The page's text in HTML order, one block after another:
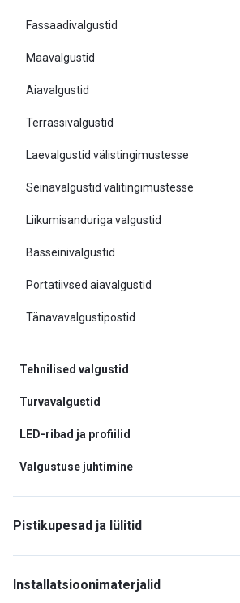
Fassaadivalgustid
Maavalgustid
Aiavalgustid
Terrassivalgustid
Laevalgustid välistingimustesse
Seinavalgustid välitingimustesse
Liikumisanduriga valgustid
Basseinivalgustid
Portatiivsed aiavalgustid
Tänavavalgustipostid
Tehnilised valgustid
Turvavalgustid
LED-ribad ja profiilid
Valgustuse juhtimine
Pistikupesad ja lülitid
Installatsioonimaterjalid